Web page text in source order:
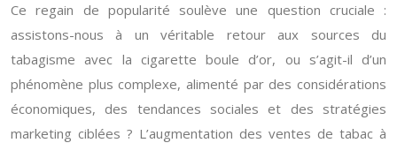
Ce regain de popularité soulève une question cruciale :
assistons-nous à un véritable retour aux sources du
tabagisme avec la cigarette boule d’or, ou s’agit-il d’un
phénomène plus complexe, alimenté par des considérations
économiques, des tendances sociales et des stratégies
marketing ciblées ? L’augmentation des ventes de tabac à